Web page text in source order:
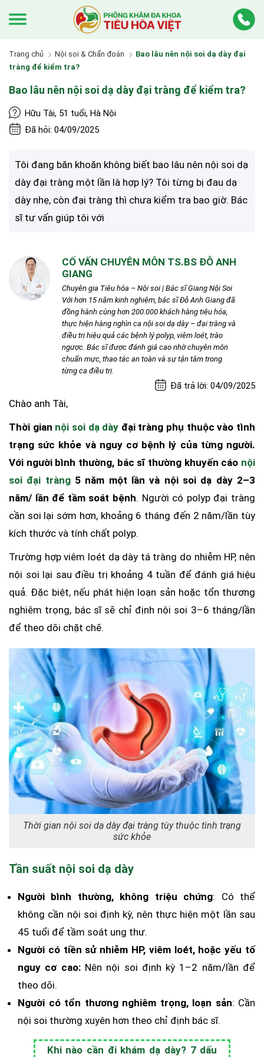
Trang chủ Nội soi & Chẩn đoán
Bao lâu nên nội soi dạ dày đại
tràng để kiểm tra?
Bao lâu nên nội soi dạ dày đại tràng để kiểm tra?
Hữu Tài, 51 tuổi, Hà Nội
Đã hỏi: 04/09/2025
Tôi đang băn khoăn không biết bao lâu nên nội soi dạ
dày đại tràng một lần là hợp lý? Tôi từng bị đau dạ
dày nhẹ, còn đại tràng thì chưa kiểm tra bao giờ. Bác
sĩ tư vấn giúp tôi với
CỐ VẤN CHUYÊN MÔN TS.BS ĐỖ ANH
GIANG
Chuyên gia Tiêu hóa – Nội soi | Bác sĩ Giang Nội Soi
Với hơn 15 năm kinh nghiệm, bác sĩ Đỗ Anh Giang đã
đồng hành cùng hơn 200.000 khách hàng tiêu hóa,
thực hiện hàng nghìn ca nội soi dạ dày – đại tràng và
điều trị hiệu quả các bệnh lý polyp, viêm loét, trào
ngược. Bác sĩ được đánh giá cao nhờ chuyên môn
chuẩn mực, thao tác an toàn và sự tận tâm trong
từng ca điều trị.
Đã trả lời: 04/09/2025
Chào anh Tài,
Thời gian nội soi dạ dày đại tràng phụ thuộc vào tình
trạng sức khỏe và nguy cơ bệnh lý của từng người.
Với người bình thường, bác sĩ thường khuyến cáo nội
soi đại tràng5 năm một lần và nội soi dạ dày 2–3
năm/ lần để tầm soát bệnh. Người có polyp đại tràng
cần soi lại sớm hơn, khoảng 6 tháng đến 2 năm/lần tùy
kích thước và tính chất polyp.
Trường hợp viêm loét dạ dày tá tràng do nhiễm HP, nên
nội soi lại sau điều trị khoảng 4 tuần để đánh giá hiệu
quả. Đặc biệt, nếu phát hiện loạn sản hoặc tổn thương
nghiêm trọng, bác sĩ sẽ chỉ định nội soi 3–6 tháng/lần
để theo dõi chặt chẽ.
Thời gian nội soi dạ dày đại tràng tùy thuộc tình trạng
sức khỏe
Tần suất nội soi dạ dày
Người bình thường, không triệu chứng: Có thể
không cần nội soi định kỳ, nên thực hiện một lần sau
45 tuổi để tầm soát ung thư.
Người có tiền sử nhiễm HP, viêm loét, hoặc yếu tố
nguy cơ cao:Nên nội soi định kỳ 1–2 năm/lần để
theo dõi.
Người có tổn thương nghiêm trọng, loạn sản: Cần
nội soi thường xuyên hơn theo chỉ định bác sĩ.
Khi nào cần đi khám dạ dày? 7 dấu